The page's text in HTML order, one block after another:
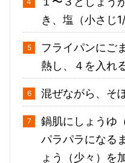
き、塩（小さじ
フライパンにご
熱し、４を入れ
混ぜながら、そ
鍋肌にしょうゆ
パラパラになる
ょう（少々）を